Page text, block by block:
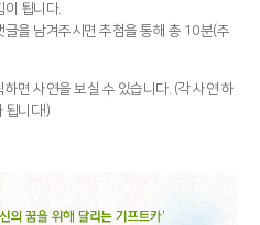
이 됩니다.
을 남겨주시면 추첨을 통해 총 10분(주
면 사연을 보실 수 있습니다. (각 사연 하
됩니다!)